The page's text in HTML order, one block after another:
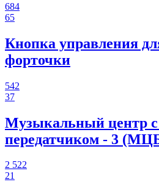
684
65
Кнопка управления
форточки
542
37
Музыкальный центр с
передатчиком - 3
2 522
21